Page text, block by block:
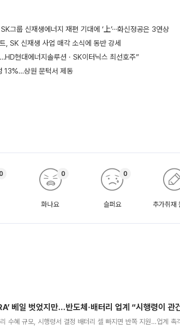
그룹 신재생에너지 재편 기대에 ‘上’⋯화신정공은 3연상
, SK 신재생 사업 매각 소식에 동반 강세
현대에너지솔루션ㆍSK이터닉스 최선호주”
13%…상원 문턱서 제동
화나요
0
슬퍼요
0
추가취재
베일 벗었지만…반도체·배터리 업계 “시행령이 관
리 수혜 규모, 시행령서 결정 배터리 셀 빠지면 반쪽 지원…업계